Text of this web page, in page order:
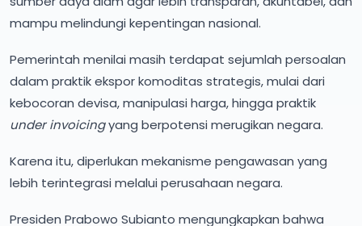
mampu melindungi kepentingan nasional.
Pemerintah menilai masih terdapat sejumlah persoalan
dalam praktik ekspor komoditas strategis, mulai dari
kebocoran devisa, manipulasi harga, hingga praktik
under invoicingyang berpotensi merugikan negara.
Karena itu, diperlukan mekanisme pengawasan yang
lebih terintegrasi melalui perusahaan negara.
Presiden Prabowo Subianto mengungkapkan bahwa